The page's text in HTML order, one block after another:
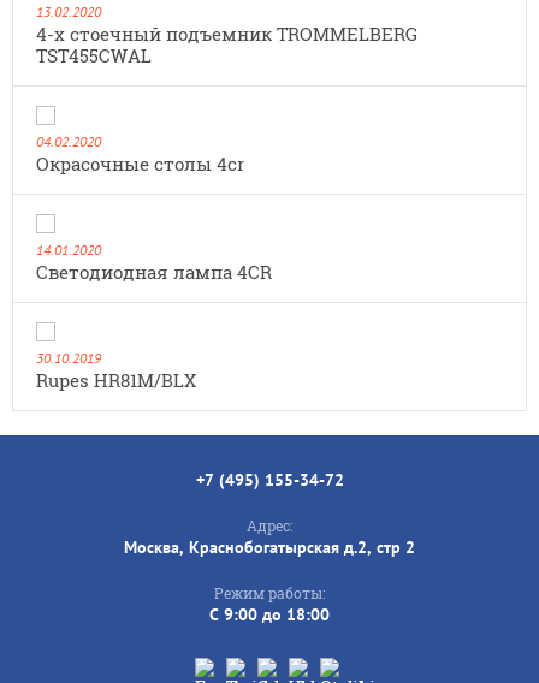
13.02.2020
4-х стоечный подъемник TROMMELBERG
TST455CWAL
04.02.2020
Окрасочные столы 4cr
14.01.2020
Cветодиодная лампа 4CR
30.10.2019
Rupes HR81M/BLX
+7 (495) 155-34-72
Адрес:
Москва, Краснобогатырская д.2, стр 2
Режим работы:
C 9:00 до 18:00